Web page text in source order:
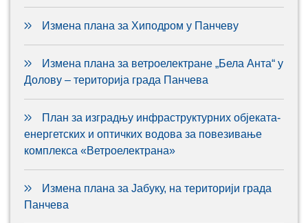
Измена плана за Хиподром у Панчеву
Измена плана за ветроелектране „Бела Анта“ у
Долову – територија града Панчева
План за изградњу инфраструктурних објеката-
енергетских и оптичких водова за повезивање
комплекса «Ветроелектрана»
Измена плана за Јабуку, на територији града
Панчева